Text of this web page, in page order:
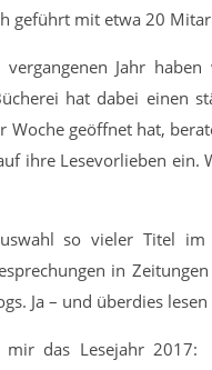
geführt mit etwa 20
Jahr
hat dabei einen
geöffnet hat,
ihre Lesevorlieben ein.
so vieler Titel im
in
Ja – und überdies
das Lesejahr 2017: